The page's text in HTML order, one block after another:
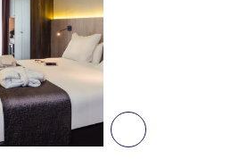
Далее - Номер